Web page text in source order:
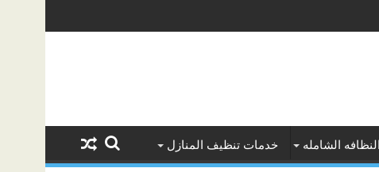
الشامله خدمات تنظيف المنازل